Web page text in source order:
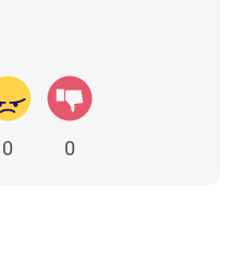
0 0